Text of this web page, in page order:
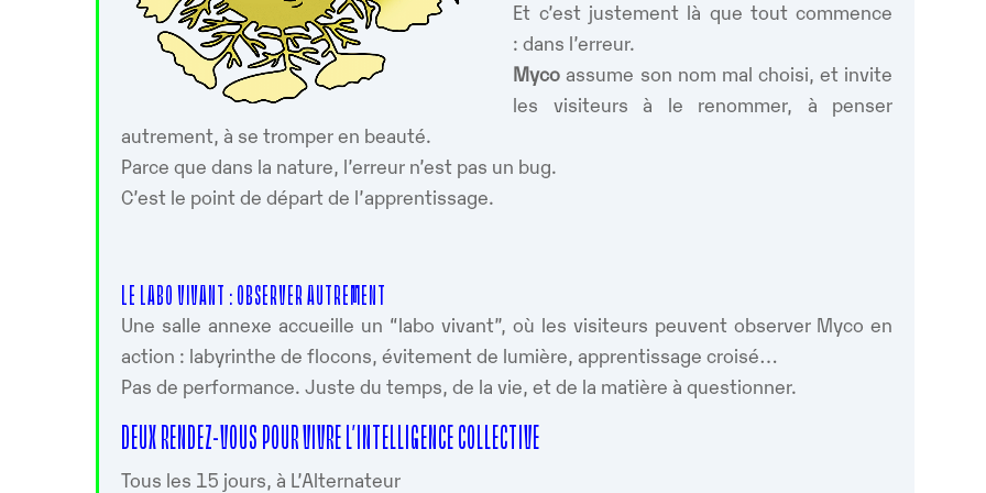
Et c’est justement là que tout commence
: dans l’erreur.
Myco assume son nom mal choisi, et invite
les visiteurs à le renommer, à penser
autrement, à se tromper en beauté.
Parce que dans la nature, l’erreur n’est pas un bug.
C’est le point de départ de l’apprentissage.
LE LABO VIVANT : OBSERVER AUTREMENT
Une salle annexe accueille un “labo vivant”, où les visiteurs peuvent observer Myco en
action : labyrinthe de flocons, évitement de lumière, apprentissage croisé…
Pas de performance. Juste du temps, de la vie, et de la matière à questionner.
DEUX RENDEZ-VOUS POUR VIVRE L’INTELLIGENCE COLLECTIVE
Tous les 15 jours, à L’Alternateur